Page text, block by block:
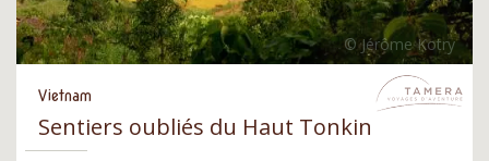
Vietnam
Sentiers oubliés du Haut Tonkin